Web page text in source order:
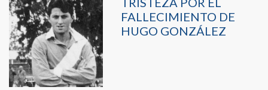
FALLECIMIENTO DE
HUGO GONZÁLEZ